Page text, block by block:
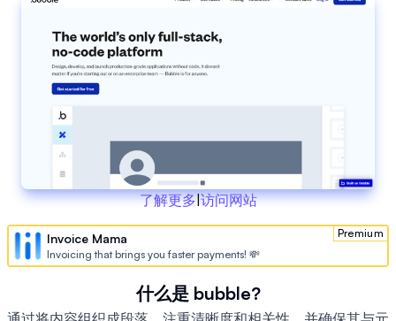
了解更多|访问网站
Premium
Invoice Mama
Invoicing that brings you faster payments! 💸
什么是 bubble?